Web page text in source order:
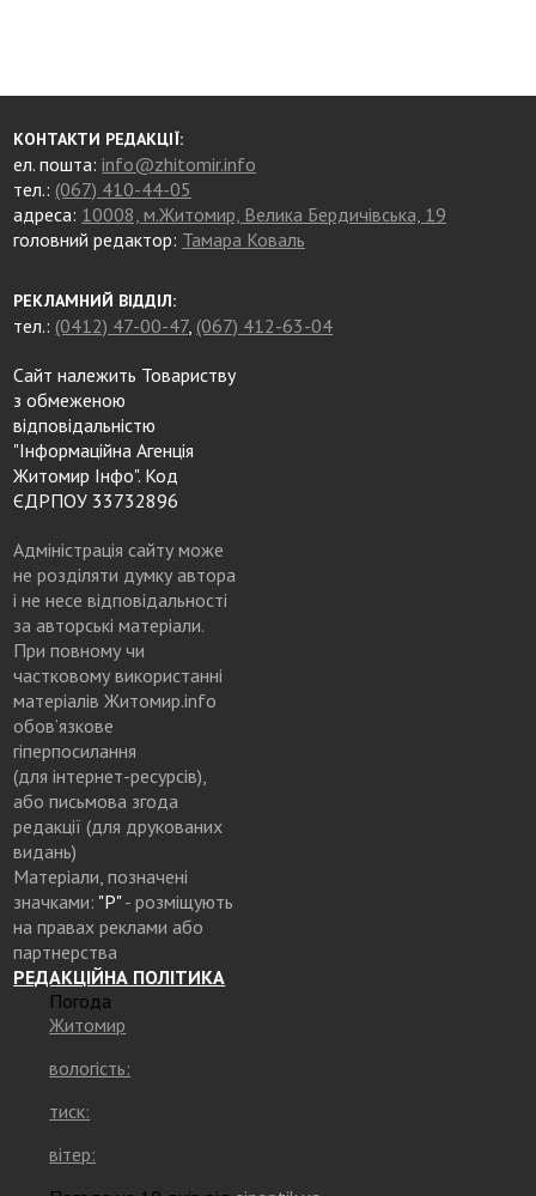
КОНТАКТИ РЕДАКЦІЇ:
ел. пошта:info@zhitomir.info
тел.: (067) 410-44-05
адреса: 10008, м.Житомир, Велика Бердичівська, 19
головний редактор: Тамара Коваль
РЕКЛАМНИЙ ВІДДІЛ:
тел.: (0412) 47-00-47, (067) 412-63-04
Сайт належить Товариству
з обмеженою
відповідальністю
"Інформаційна Агенція
Житомир Інфо". Код
ЄДРПОУ 33732896
Адміністрація сайту може
не розділяти думку автора
і не несе відповідальності
за авторські матеріали.
При повному чи
частковому використанні
матеріалів Житомир.info
обов’язкове
гіперпосилання
(для інтернет-ресурсів),
або письмова згода
редакції (для друкованих
видань)
Матеріали, позначені
значками: "Р"- розміщують
на правах реклами або
партнерства
РЕДАКЦІЙНА ПОЛІТИКА
Погода
Житомир
вологість:
тиск:
вітер: